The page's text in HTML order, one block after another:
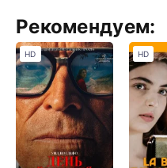
Рекомендуем:
HD HD